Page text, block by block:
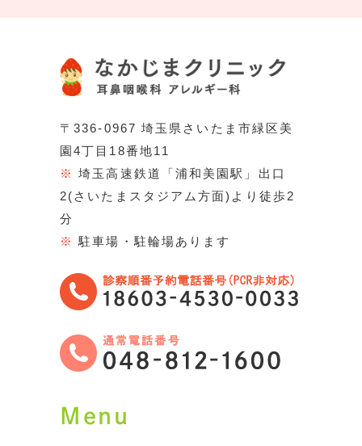
〒336-0967 埼玉県さいたま市緑区美
園4丁目18番地11
※ 埼玉高速鉄道「浦和美園駅」出口
2(さいたまスタジアム方面)より徒歩2
分
※ 駐車場・駐輪場あります
Menu